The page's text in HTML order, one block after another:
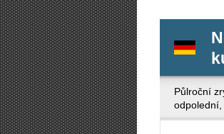
Půlroční
odpolední,